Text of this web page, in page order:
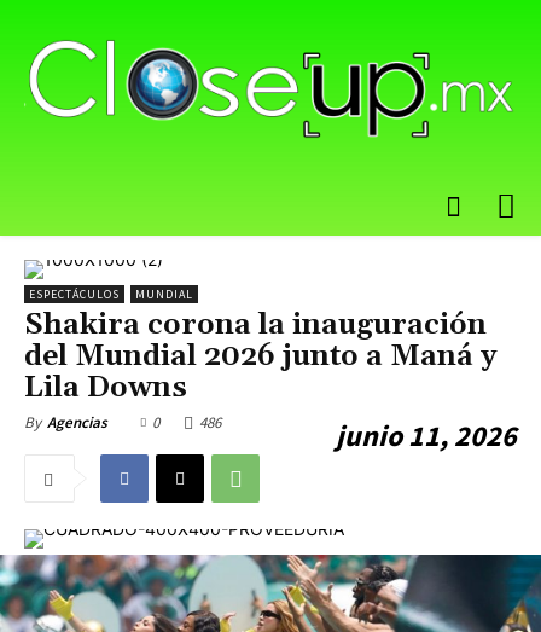
ESPECTÁCULOS MUNDIAL
Shakira corona la inauguración
del Mundial 2026 junto a Maná y
Lila Downs
By Agencias junio 11, 2026
0 486